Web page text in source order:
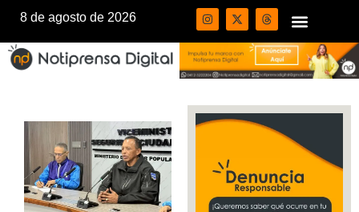
8 de agosto de 2026